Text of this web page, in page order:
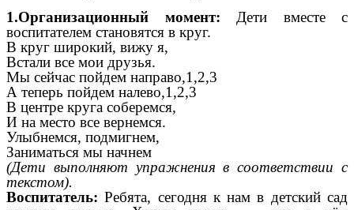
1.Организационный момент: Дети вместе с
воспитателем становятся в круг.
В круг широкий, вижу я,
Встали все мои друзья.
Мы сейчас пойдем направо,1,2,3
А теперь пойдем налево,1,2,3
В центре круга соберемся,
И на место все вернемся.
Улыбнемся, подмигнем,
Заниматься мы начнем
(Дети выполняют упражнения в соответствии с
текстом).
Воспитатель: Ребята, сегодня к нам в детский сад